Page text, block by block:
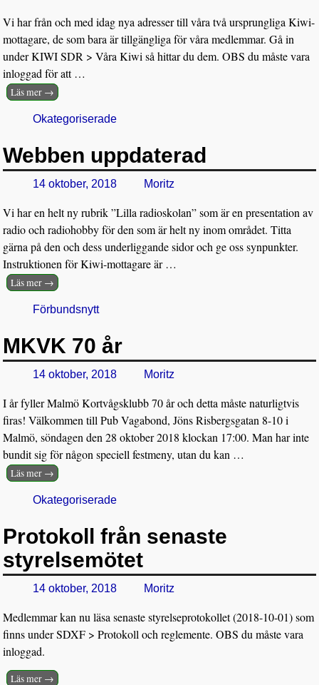
Vi har från och med idag nya adresser till våra två ursprungliga Kiwi-
mottagare, de som bara är tillgängliga för våra medlemmar. Gå in
under KIWI SDR > Våra Kiwi så hittar du dem. OBS du måste vara
inloggad för att …
Läs mer →
Okategoriserade
Webben uppdaterad
14 oktober, 2018 Moritz
Vi har en helt ny rubrik ”Lilla radioskolan” som är en presentation av
radio och radiohobby för den som är helt ny inom området. Titta
gärna på den och dess underliggande sidor och ge oss synpunkter.
Instruktionen för Kiwi-mottagare är …
Läs mer →
Förbundsnytt
MKVK 70 år
14 oktober, 2018 Moritz
I år fyller Malmö Kortvågsklubb 70 år och detta måste naturligtvis
firas! Välkommen till Pub Vagabond, Jöns Risbergsgatan 8-10 i
Malmö, söndagen den 28 oktober 2018 klockan 17:00. Man har inte
bundit sig för någon speciell festmeny, utan du kan …
Läs mer →
Okategoriserade
Protokoll från senaste
styrelsemötet
14 oktober, 2018 Moritz
Medlemmar kan nu läsa senaste styrelseprotokollet (2018-10-01) som
finns under SDXF > Protokoll och reglemente. OBS du måste vara
inloggad.
Läs mer →